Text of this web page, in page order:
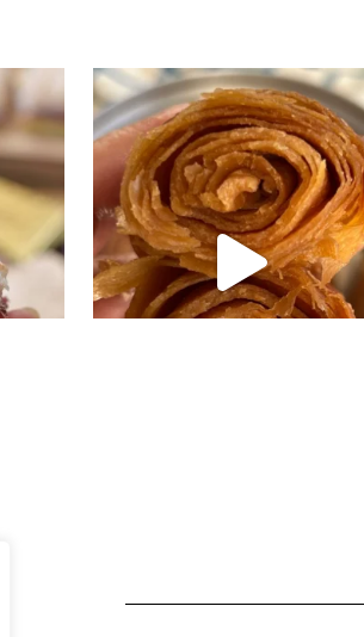
- חיתוכיות ריבה וקוקוס
אם אתם צמים מחר וגם אם לא-